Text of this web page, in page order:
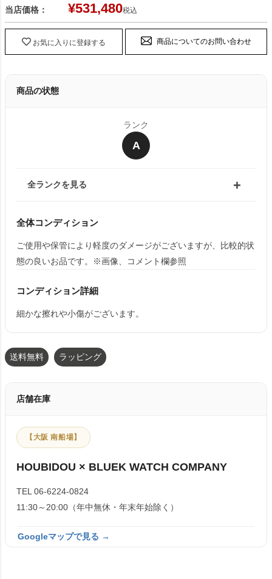
当店価格： ¥531,480税込
お気に入りに登録する 商品についてのお問い合わせ
商品の状態
ランク
A
全ランクを見る
全体コンディション
ご使用や保管により軽度のダメージがございますが、比較的状
態の良いお品です。※画像、コメント欄参照
コンディション詳細
細かな擦れや小傷がございます。
送料無料 ラッピング
店舗在庫
【大阪 南船場】
HOUBIDOU × BLUEK WATCH COMPANY
TEL 06-6224-0824
11:30～20:00（年中無休・年末年始除く）
Googleマップで見る →